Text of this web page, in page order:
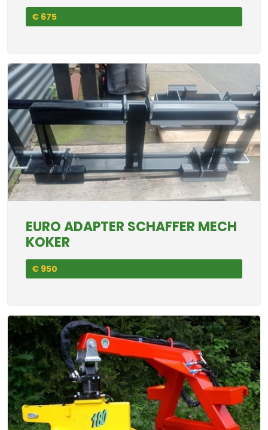
€ 675
EURO ADAPTER SCHAFFER MECH
KOKER
€ 950